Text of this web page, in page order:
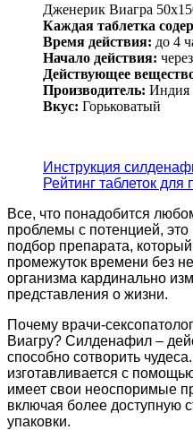
Дженерик Виагра
Каждая таблетка
Время действия: до 4
Начало действия:
Действующее
Производитель: Индия
Вкус: Горьковатый
Инструкция
Рейтинг таблеток для
Все, что понадобится
проблемы с потенцией,
подбор препарата,
промежуток времени без
организма кардинально
представления о жизни.
Почему врачи-
Виагру? Силденафил –
способно сотворить
изготавливается с
имеет свои неоспоримые
включая более доступную
упаковки.